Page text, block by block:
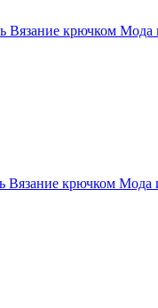
Вязание крючком Мода
Вязание крючком Мода